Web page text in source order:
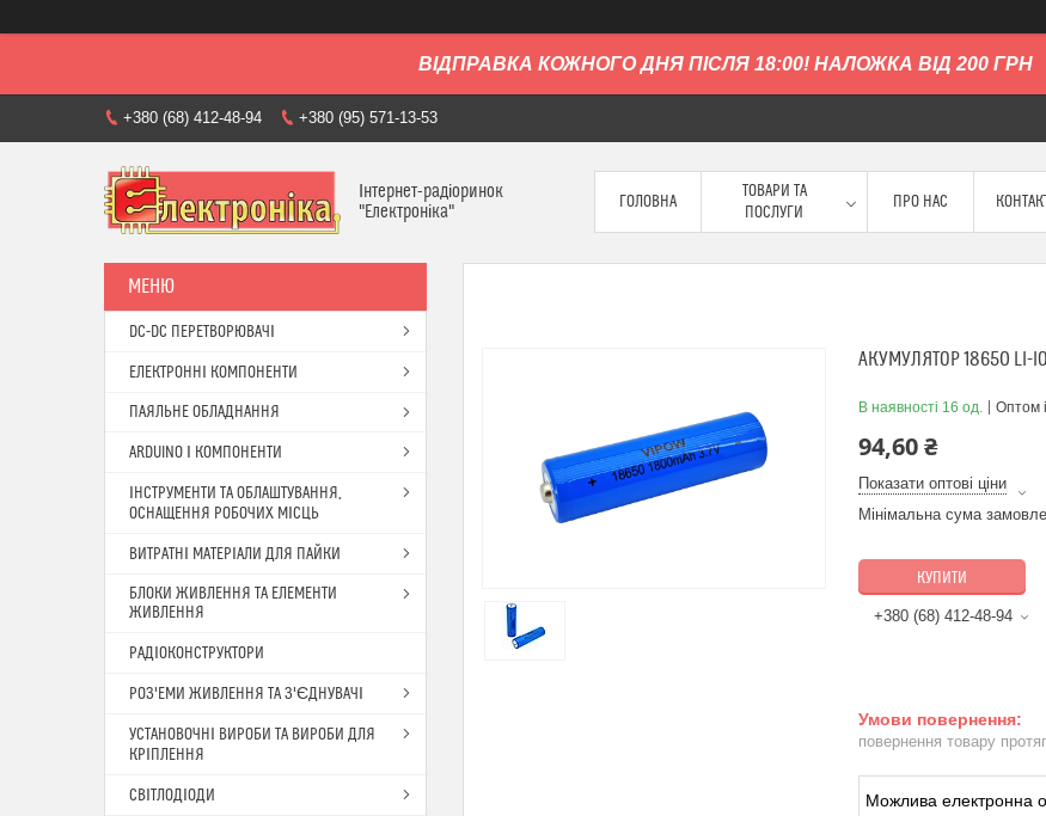
ВІДПРАВКА КОЖНОГО ДНЯ ПІСЛЯ 18:00! НАЛОЖКА ВІД 200 ГРН
+380 (68) 412-48-94 +380 (95) 571-13-53
Інтернет-радіоринок
"Електроніка"
ГОЛОВНА
ТОВАРИ ТА
ПОСЛУГИ
ПРО НАС
АКУМУЛЯТОР 18650 LI-
В наявності 16 од. Оптом
94,60 ₴
Показати оптові ціни
Мінімальна сума
КУПИТИ
+380 (68) 412-48-94
повернення товару
DC-DC ПЕРЕТВОРЮВАЧІ
ЕЛЕКТРОННІ КОМПОНЕНТИ
ПАЯЛЬНЕ ОБЛАДНАННЯ
ARDUINO І КОМПОНЕНТИ
ІНСТРУМЕНТИ ТА ОБЛАШТУВАННЯ,
ОСНАЩЕННЯ РОБОЧИХ МІСЦЬ
ВИТРАТНІ МАТЕРІАЛИ ДЛЯ ПАЙКИ
БЛОКИ ЖИВЛЕННЯ ТА ЕЛЕМЕНТИ
ЖИВЛЕННЯ
РАДІОКОНСТРУКТОРИ
РОЗ'ЕМИ ЖИВЛЕННЯ ТА З'ЄДНУВАЧІ
УСТАНОВОЧНІ ВИРОБИ ТА ВИРОБИ ДЛЯ
КРІПЛЕННЯ
СВІТЛОДІОДИ